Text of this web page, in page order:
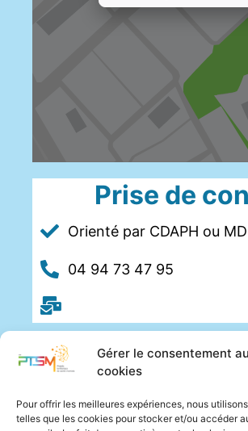
Gérer le consentement
cookies
Pour offrir les meilleures expériences, nous
telles que les cookies pour stocker et/ou accéder
Prise de
Orienté par CDAPH ou
04 94 73 47 95